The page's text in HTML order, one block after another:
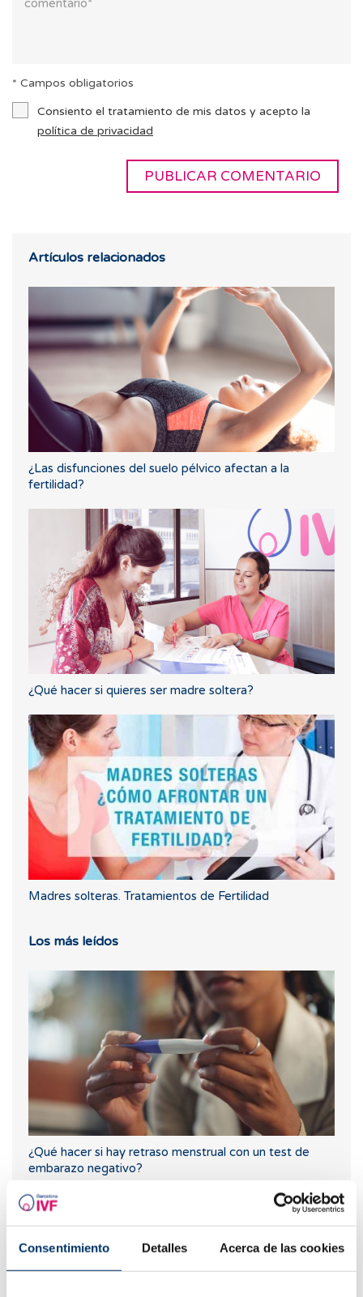
Consentimiento Detalles Acerca de las cookies
* Campos obligatorios
Consiento el tratamiento de mis datos y acepto la
política de privacidad
Artículos relacionados
¿Las disfunciones del suelo pélvico afectan a la
fertilidad?
¿Qué hacer si quieres ser madre soltera?
Madres solteras. Tratamientos de Fertilidad
Los más leídos
¿Qué hacer si hay retraso menstrual con un test de
embarazo negativo?